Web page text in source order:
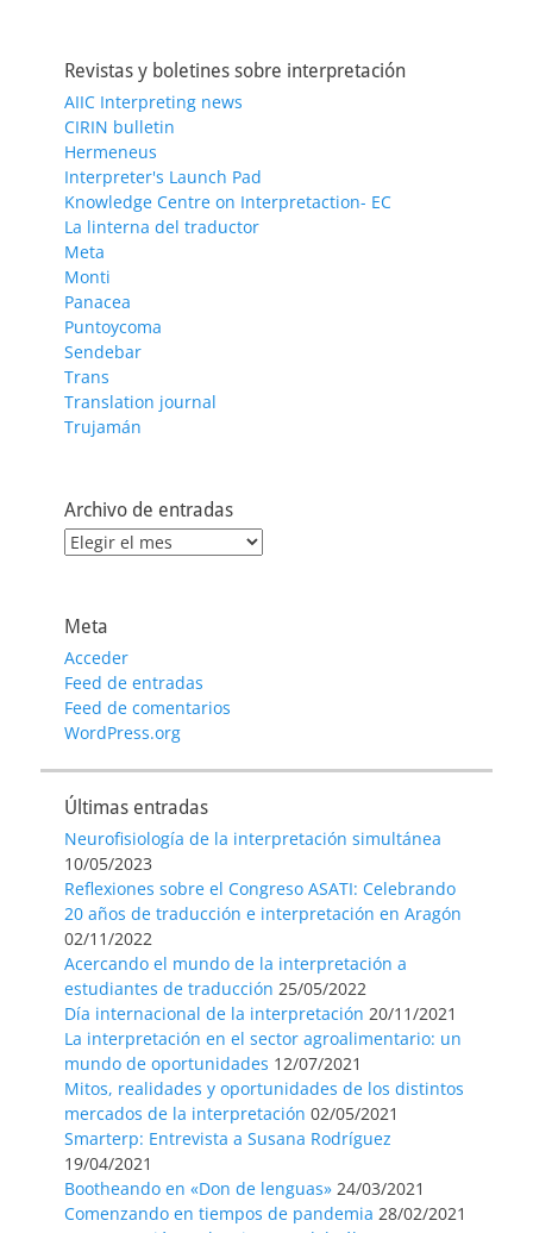
Revistas y boletines sobre interpretación
AIIC Interpreting news
CIRIN bulletin
Hermeneus
Interpreter's Launch Pad
Knowledge Centre on Interpretaction- EC
La linterna del traductor
Meta
Monti
Panacea
Puntoycoma
Sendebar
Trans
Translation journal
Trujamán
Archivo de entradas
Archivo
Meta
Acceder
Feed de entradas
Feed de comentarios
WordPress.org
Últimas entradas
Neurofisiología de la interpretación simultánea
10/05/2023
Reflexiones sobre el Congreso ASATI: Celebrando
20 años de traducción e interpretación en Aragón
02/11/2022
Acercando el mundo de la interpretación a
estudiantes de traducción 25/05/2022
Día internacional de la interpretación 20/11/2021
La interpretación en el sector agroalimentario: un
mundo de oportunidades 12/07/2021
Mitos, realidades y oportunidades de los distintos
mercados de la interpretación 02/05/2021
Smarterp: Entrevista a Susana Rodríguez
19/04/2021
Bootheando en «Don de lenguas» 24/03/2021
Comenzando en tiempos de pandemia 28/02/2021